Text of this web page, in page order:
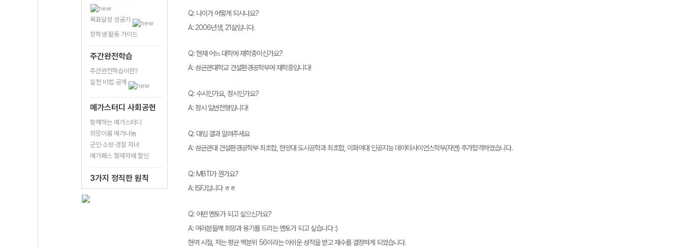
목표달성 성공기
장학생 활동 가이드
주간완전학습
주간완전학습이란?
실천 비법 공개
메가스터디 사회공헌
함께하는 메가스터디
희망이룸 메가나눔
군인·소방·경찰 자녀
메가패스 형제자매 할인
3가지 정직한 원칙
Q: 나이가 어떻게 되시나요?
A: 2006년생, 21살입니다.
Q: 현재 어느 대학에 재학중이신가요?
A: 성균관대학교 건설환경공학부에 재학중입니다!
Q: 수시인가요, 정시인가요?
A: 정시 일반전형입니다!
Q: 대입 결과 알려주세요
A: 성균관대 건설환경공학부 최초합, 한양대 도시공학과 최초합, 이화여대 인공지능 데이터사이언스학부(자연) 추가합격하였습니다.
Q: MBTI가 뭔가요?
A: ISFJ입니다 ㅎㅎ
Q: 어떤 멘토가 되고 싶으신가요?
A: 여러분들께 희망과 용기를 드리는 멘토가 되고 싶습니다 :)
현역 시절, 저는 평균 백분위 56이라는 아쉬운 성적을 받고 재수를 결정하게 되었습니다.